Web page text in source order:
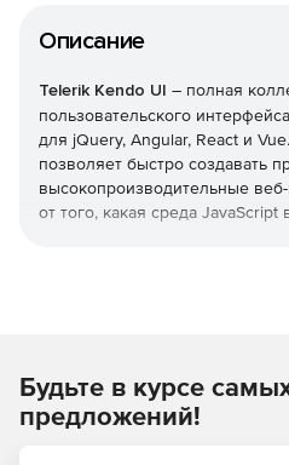
Описание
Telerik Kendo UI – полная
пользовательского
для jQuery, Angular, React и
позволяет быстро создавать
высокопроизводительные
от того, какая среда JavaScript
обширной библиотеки при
дизайна. Kendo UI позволяет
интегрируя компоненты для
Будьте в курсе
предложений!